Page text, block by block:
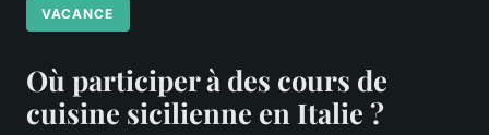
VACANCE
Où participer à des cours de
cuisine sicilienne en Italie ?